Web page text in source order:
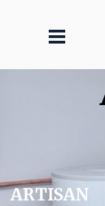
ARTISAN